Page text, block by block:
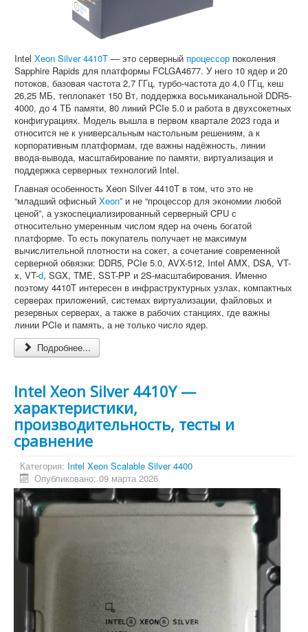
Intel Xeon Silver 4410T — это серверный процессор поколения
Sapphire Rapids для платформы FCLGA4677. У него 10 ядер и 20
потоков, базовая частота 2,7 ГГц, турбо-частота до 4,0 ГГц, кеш
26,25 МБ, теплопакет 150 Вт, поддержка восьмиканальной DDR5-
4000, до 4 ТБ памяти, 80 линий PCIe 5.0 и работа в двухсокетных
конфигурациях. Модель вышла в первом квартале 2023 года и
относится не к универсальным настольным решениям, а к
корпоративным платформам, где важны надёжность, линии
ввода-вывода, масштабирование по памяти, виртуализация и
поддержка серверных технологий Intel.
Главная особенность Xeon Silver 4410T в том, что это не
“младший офисный Xeon” и не “процессор для экономии любой
ценой”, а узкоспециализированный серверный CPU с
относительно умеренным числом ядер на очень богатой
платформе. То есть покупатель получает не максимум
вычислительной плотности на сокет, а сочетание современной
серверной обвязки: DDR5, PCIe 5.0, AVX-512, Intel AMX, DSA, VT-
x, VT-d, SGX, TME, SST-PP и 2S-масштабирования. Именно
поэтому 4410T интересен в инфраструктурных узлах, компактных
серверах приложений, системах виртуализации, файловых и
резервных серверах, а также в рабочих станциях, где важны
линии PCIe и память, а не только число ядер.
Подробнее...
Intel Xeon Silver 4410Y —
характеристики,
производительность, тесты и
сравнение
Категория: Intel Xeon Scalable Silver 4400
Опубликовано: 09 марта 2026